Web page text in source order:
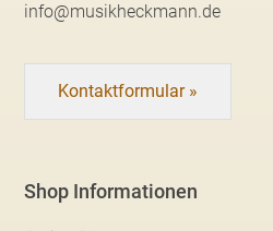
info@musikheckmann.de
Kontaktformular »
Shop Informationen